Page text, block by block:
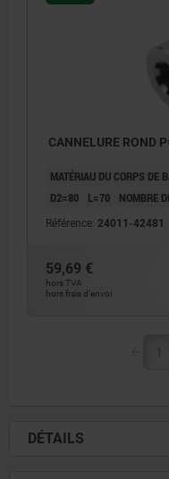
CANNELURE ROND
MATÉRIAU DU CORPS DE
D2=80
L=70 NOMBRE
Référence: 24011-42481
59,69 €
hors TVA
hors frais d’envoi
1
DÉTAILS